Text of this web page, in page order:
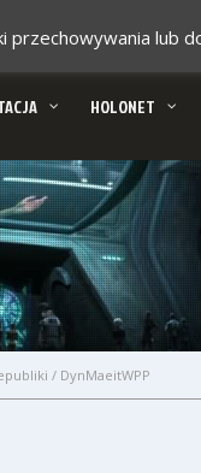
HOLONET
/ DynMaeitWPP
przechowywania lub